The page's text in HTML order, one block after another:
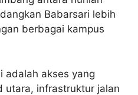
Babarsari lebih
berbagai kampus
adalah akses yang
utara, infrastruktur jalan